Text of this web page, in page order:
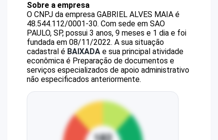
Sobre a empresa
O CNPJ da empresa GABRIEL ALVES MAIA é
48.544.112/0001-30. Com sede em SAO
PAULO, SP, possui 3 anos, 9 meses e 1 dia e foi
fundada em 08/11/2022. A sua situação
cadastral é BAIXADA e sua principal atividade
econômica é Preparação de documentos e
serviços especializados de apoio administrativo
não especificados anteriormente.